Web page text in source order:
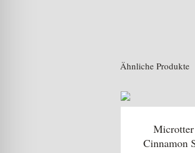
Ähnliche Produkte
Cinnamon